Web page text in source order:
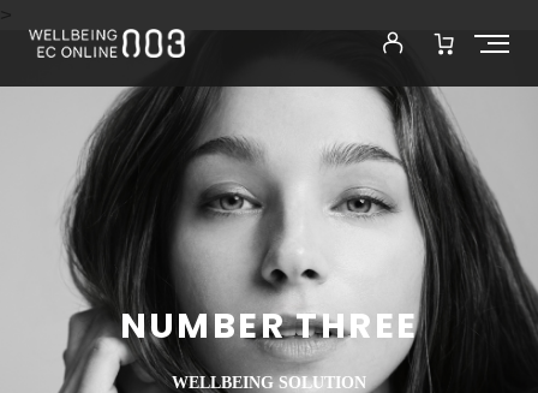
NUMBER THREE
WELLBEING SOLUTION